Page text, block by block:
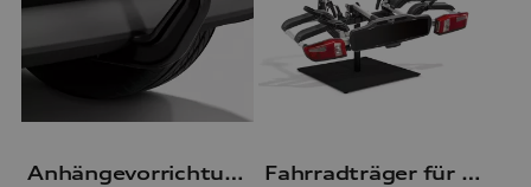
Anhängevorrichtung Fahrradträger für die Anhängevorrichtung